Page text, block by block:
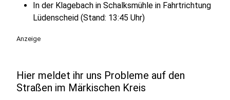
In der Klagebach in Schalksmühle in Fahrtrichtung
Lüdenscheid (Stand: 13:45 Uhr)
Anzeige
Hier meldet ihr uns Probleme auf den
Straßen im Märkischen Kreis